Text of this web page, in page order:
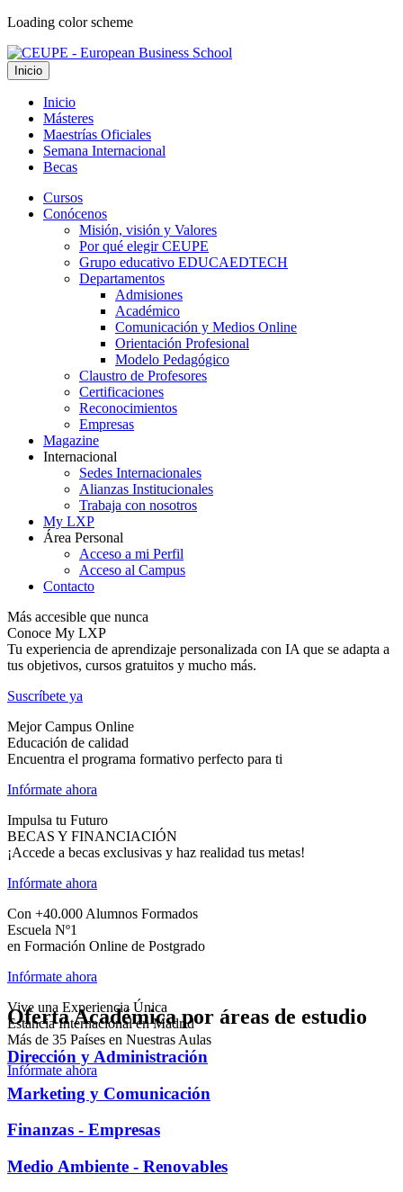
Loading color scheme
Inicio
Inicio
Másteres
Maestrías Oficiales
Semana Internacional
Becas
Cursos
Conócenos
Misión, visión y Valores
Por qué elegir CEUPE
Grupo educativo EDUCAEDTECH
Departamentos
Admisiones
Académico
Comunicación y Medios Online
Orientación Profesional
Modelo Pedagógico
Claustro de Profesores
Certificaciones
Reconocimientos
Empresas
Magazine
Internacional
Sedes Internacionales
Alianzas Institucionales
Trabaja con nosotros
My LXP
Área Personal
Acceso a mi Perfil
Acceso al Campus
Contacto
Más accesible que nunca
Conoce My LXP
Tu experiencia de aprendizaje personalizada con IA que se adapta a
tus objetivos, cursos gratuitos y mucho más.
Suscríbete ya
Mejor Campus Online
Educación de calidad
Encuentra el programa formativo perfecto para ti
Infórmate ahora
Impulsa tu Futuro
BECAS Y FINANCIACIÓN
¡Accede a becas exclusivas y haz realidad tus metas!
Infórmate ahora
Con +40.000 Alumnos Formados
Escuela Nº1
en Formación Online de Postgrado
Infórmate ahora
Vive una Experiencia Única
Estancia Internacional en Madrid
Más de 35 Países en Nuestras Aulas
Infórmate ahora
Oferta Académica por áreas de estudio
Dirección y Administración
Marketing y Comunicación
Finanzas - Empresas
Medio Ambiente - Renovables